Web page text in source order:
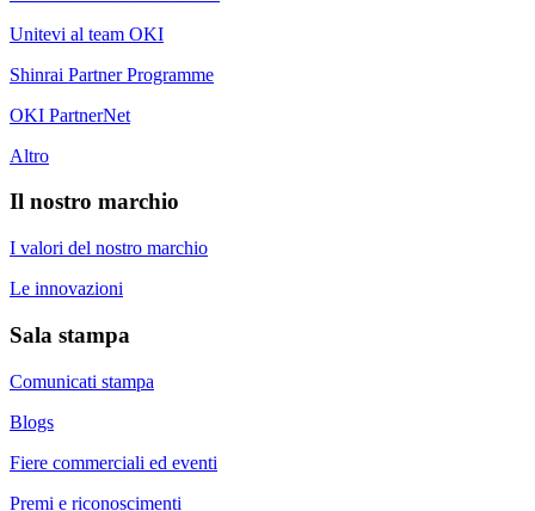
Unitevi al team OKI
Shinrai Partner Programme
OKI PartnerNet
Altro
Il nostro marchio
I valori del nostro marchio
Le innovazioni
Sala stampa
Comunicati stampa
Blogs
Fiere commerciali ed eventi
Premi e riconoscimenti